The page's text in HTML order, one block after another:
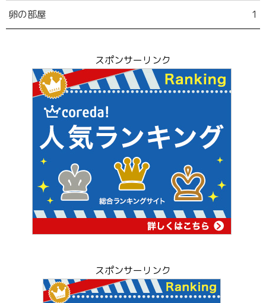
卵の部屋 1
スポンサーリンク
スポンサーリンク